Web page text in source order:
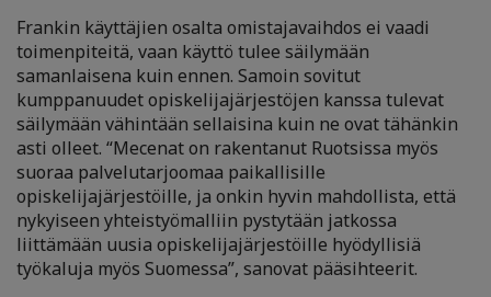
Frankin käyttäjien osalta omistajavaihdos ei vaadi
toimenpiteitä, vaan käyttö tulee säilymään
samanlaisena kuin ennen. Samoin sovitut
kumppanuudet opiskelijajärjestöjen kanssa tulevat
säilymään vähintään sellaisina kuin ne ovat tähänkin
asti olleet. “Mecenat on rakentanut Ruotsissa myös
suoraa palvelutarjoomaa paikallisille
opiskelijajärjestöille, ja onkin hyvin mahdollista, että
nykyiseen yhteistyömalliin pystytään jatkossa
liittämään uusia opiskelijajärjestöille hyödyllisiä
työkaluja myös Suomessa”, sanovat pääsihteerit.